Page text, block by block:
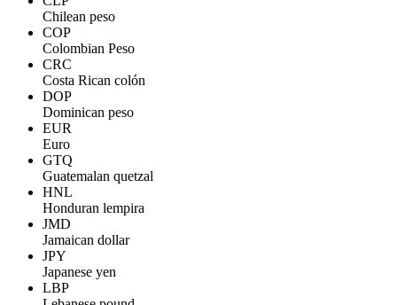
Chilean peso
COP
Colombian Peso
CRC
Costa Rican colón
DOP
Dominican peso
EUR
Euro
GTQ
Guatemalan quetzal
HNL
Honduran lempira
JMD
Jamaican dollar
JPY
Japanese yen
LBP